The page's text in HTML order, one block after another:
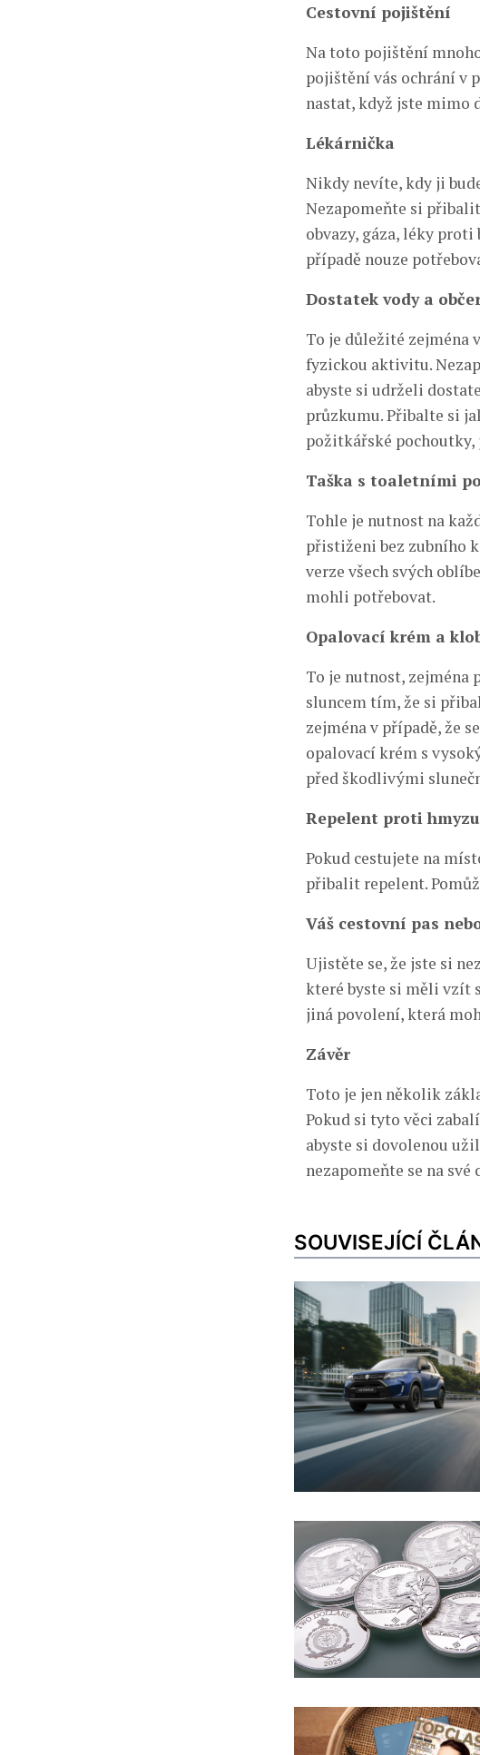
Cestovní pojištění
Na toto pojištění
pojištění vás ochrání v
nastat, když jste mimo
Lékárnička
Nikdy nevíte, kdy ji
Nezapomeňte si
obvazy, gáza, léky proti
případě nouze
Dostatek vody a
To je důležité zejména
fyzickou aktivitu.
abyste si udrželi
průzkumu. Přibalte si
požitkářské pochoutky,
Taška s toaletními
Tohle je nutnost na
přistiženi bez zubního
verze všech svých
mohli potřebovat.
Opalovací krém a
To je nutnost, zejména
sluncem tím, že si
zejména v případě, že
opalovací krém s
před škodlivými
Repelent proti hmyzu
Pokud cestujete na
přibalit repelent.
Váš cestovní pas
Ujistěte se, že jste si
které byste si měli vzít
jiná povolení, která
Závěr
Toto je jen několik
Pokud si tyto věci
abyste si dovolenou
nezapomeňte se na
SOUVISEJÍCÍ